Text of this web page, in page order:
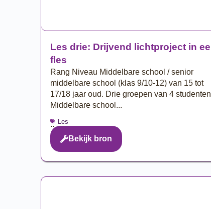
Les drie: Drijvend lichtproject in
fles
Rang Niveau Middelbare school / senior
middelbare school (klas 9/10-12) van 15 tot
17/18 jaar oud. Drie groepen van 4
Middelbare school...
.. Les
Bekijk bron